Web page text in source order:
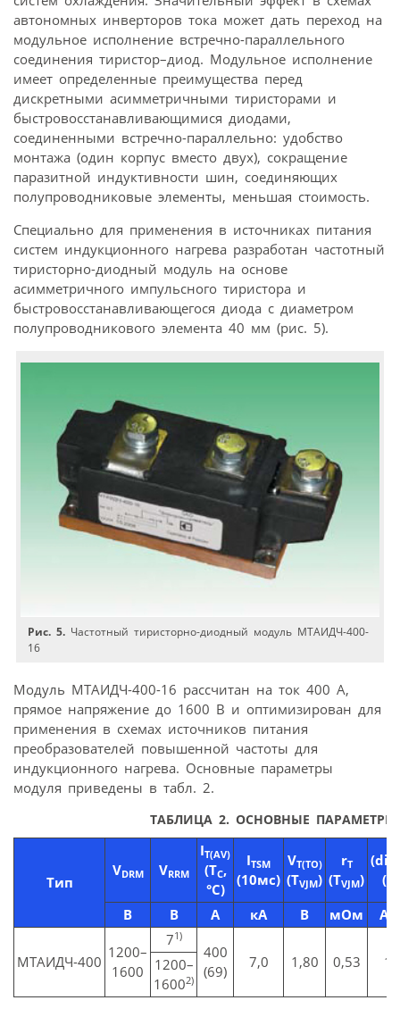
автономных инверторов тока может дать переход на
модульное исполнение встречно-параллельного
соединения тиристор–диод. Модульное исполнение
имеет определенные преимущества перед
дискретными асимметричными тиристорами и
быстровосстанавливающимися диодами,
соединенными встречно-параллельно: удобство
монтажа (один корпус вместо двух), сокращение
паразитной индуктивности шин, соединяющих
полупроводниковые элементы, меньшая стоимость.
Специально для применения в источниках питания
систем индукционного нагрева разработан частотный
тиристорно-диодный модуль на основе
асимметричного импульсного тиристора и
быстровосстанавливающегося диода с диаметром
полупроводникового элемента 40 мм (рис. 5).
Рис. 5. Частотный тиристорно-диодный модуль МТАИДЧ-400-
16
Модуль МТАИДЧ-400-16 рассчитан на ток 400 А,
прямое напряжение до 1600 В и оптимизирован для
применения в схемах источников питания
преобразователей повышенной частоты для
индукционного нагрева. Основные параметры
модуля приведены в табл. 2.
ТАБЛИЦА 2. ОСНОВНЫЕ ПАРАМЕТРЫ
Тип
VDRM VRRM
IT(AV)
(TC,
°C)
ITSM
(10мс)
VT(TO)
(TVJM)
rT
(TVJM)
(di
(T
В В A кА В мОм A/
МТАИДЧ-400
1200–
1600
71)
400
(69)
7,0 1,80 0,53
1200–
16002)